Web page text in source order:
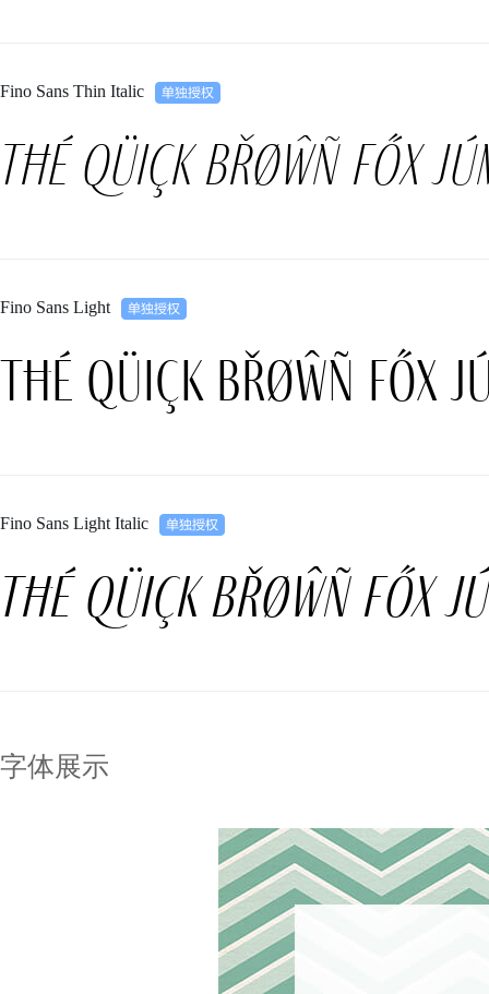
Fino Sans Thin Italic
Tħé qüiçk břøŵñ főx
Fino Sans Light
Tħé qüiçk břøŵñ főx
Fino Sans Light Italic
Tħé qüiçk břøŵñ főx
字体展示